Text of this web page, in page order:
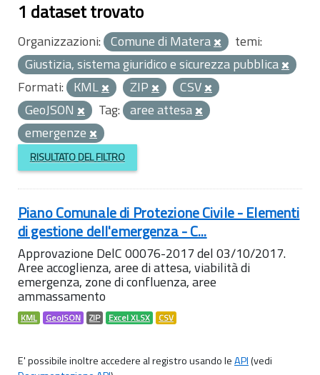
1 dataset trovato
Organizzazioni: Comune di Matera
temi:
Giustizia, sistema giuridico e sicurezza pubblica
Formati: KML ZIP
CSV
GeoJSON
Tag: aree attesa
emergenze
RISULTATO DEL FILTRO
Piano Comunale di Protezione Civile - Elementi
di gestione dell'emergenza - C...
Approvazione DelC 00076-2017 del 03/10/2017.
Aree accoglienza, aree di attesa, viabilità di
emergenza, zone di confluenza, aree
ammassamento
KML GeoJSON ZIP Excel XLSX CSV
E' possibile inoltre accedere al registro usando leAPI(vedi